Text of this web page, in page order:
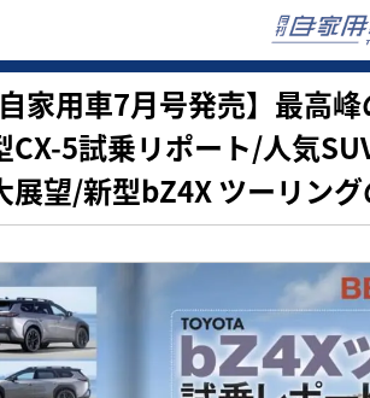
家用車7月号発売】最高
5試乗リポート/人気
展望/新型bZ4X ツーリン